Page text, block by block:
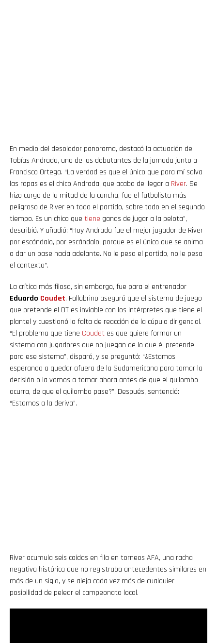
En medio del desolador panorama, destacó la actuación de
Tobías Andrada, uno de los debutantes de la jornada junto a
Francisco Ortega. “La verdad es que el único que para mí salva
las ropas es el chico Andrada, que acaba de llegar a River. Se
hizo cargo de la mitad de la cancha, fue el futbolista más
peligroso de River en todo el partido, sobre todo en el segundo
tiempo. Es un chico que tiene ganas de jugar a la pelota”,
describió. Y añadió: “Hoy Andrada fue el mejor jugador de River
por escándalo, por escándalo, porque es el único que se anima
a dar un pase hacia adelante. No le pesa el partido, no le pesa
el contexto”.
La crítica más filosa, sin embargo, fue para el entrenador
Eduardo Coudet. Fallabrino aseguró que el sistema de juego
que pretende el DT es inviable con los intérpretes que tiene el
plantel y cuestionó la falta de reacción de la cúpula dirigencial.
“El problema que tiene Coudet es que quiere formar un
sistema con jugadores que no juegan de lo que él pretende
para ese sistema”, disparó, y se preguntó: “¿Estamos
esperando a quedar afuera de la Sudamericana para tomar la
decisión o la vamos a tomar ahora antes de que el quilombo
ocurra, de que el quilombo pase?”. Después, sentenció:
“Estamos a la deriva”.
River acumula seis caídas en fila en torneos AFA, una racha
negativa histórica que no registraba antecedentes similares en
más de un siglo, y se aleja cada vez más de cualquier
posibilidad de pelear el campeonato local.